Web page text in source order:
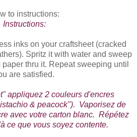
to instructions:
Instructions:
inks on your craftsheet (cracked
Spritz it with water and sweep
thru it. Repeat sweeping until
are satisfied.
appliquez 2 couleurs d'encres
& peacock"). Vaporisez de
avec votre carton blanc. Répétez
ce que vous soyez contente.